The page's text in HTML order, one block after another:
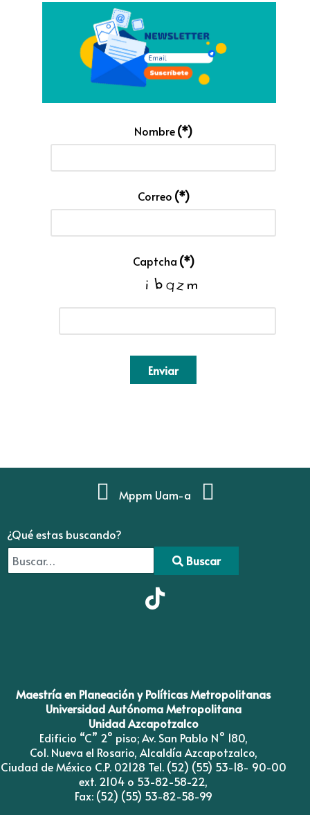
Nombre(*)
Correo (*)
Captcha (*)
Enviar
Mppm Uam-a
¿Qué estas buscando?
Buscar
Maestría en Planeación y Políticas Metropolitanas
Universidad Autónoma Metropolitana
Unidad Azcapotzalco
Edificio “C” 2° piso; Av. San Pablo N° 180,
Col. Nueva el Rosario, Alcaldía Azcapotzalco,
Ciudad de México C.P. 02128 Tel. (52) (55) 53-18- 90-00
ext. 2104 o 53-82-58-22,
Fax: (52) (55) 53-82-58-99